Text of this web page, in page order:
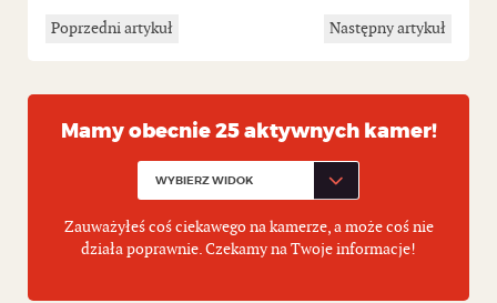
Poprzedni artykuł Następny artykuł
Mamy obecnie 25 aktywnych kamer!
Zauważyłeś coś ciekawego na kamerze, a może coś nie
działa poprawnie. Czekamy na Twoje informacje!